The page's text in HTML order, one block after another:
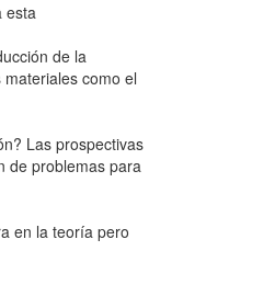
esta
de la
como el
Las prospectivas
de problemas para
en la teoría pero